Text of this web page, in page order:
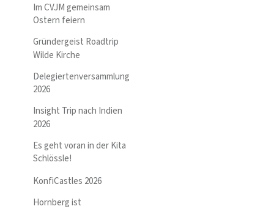
Im CVJM gemeinsam
Ostern feiern
Gründergeist Roadtrip
Wilde Kirche
Delegiertenversammlung
2026
Insight Trip nach Indien
2026
Es geht voran in der Kita
Schlössle!
KonfiCastles 2026
Hornberg ist